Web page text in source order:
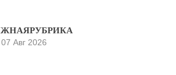
07 Авг 2026